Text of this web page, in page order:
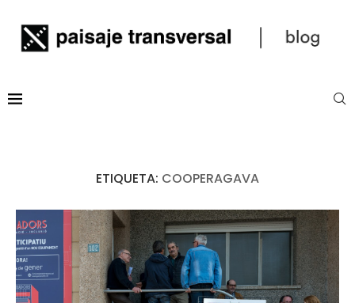
ETIQUETA: COOPERAGAVA